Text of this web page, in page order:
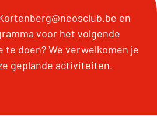
en
voor het volgende
te doen? We verwelkomen je
geplande activiteiten.